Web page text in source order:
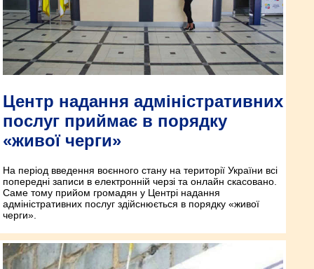
Центр надання адміністративних
послуг приймає в порядку
«живої черги»
На період введення воєнного стану на території України всі
попередні записи в електронній черзі та онлайн скасовано.
Саме тому прийом громадян у Центрі надання
адміністративних послуг здійснюється в порядку «живої
черги».